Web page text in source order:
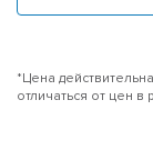
*Цена
отличаться от цен